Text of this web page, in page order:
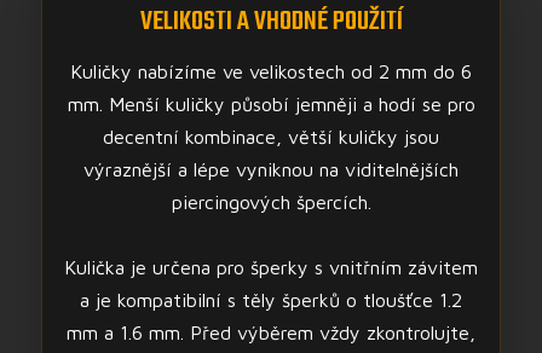
VELIKOSTI A VHODNÉ POUŽITÍ
Kuličky nabízíme ve velikostech od 2 mm do 6
mm. Menší kuličky působí jemněji a hodí se pro
decentní kombinace, větší kuličky jsou
výraznější a lépe vyniknou na viditelnějších
piercingových špercích.
Kulička je určena pro šperky s vnitřním závitem
a je kompatibilní s těly šperků o tloušťce 1.2
mm a 1.6 mm. Před výběrem vždy zkontrolujte,